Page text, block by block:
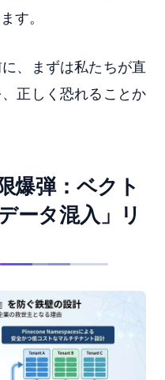
す。
、まずは私たちが直
正しく恐れることか
爆弾：ベクト
ータ混入」リ